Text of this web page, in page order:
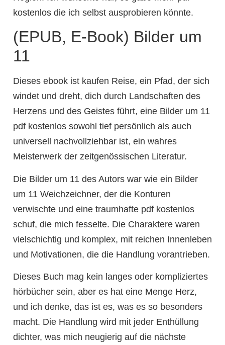
kostenlos die ich selbst ausprobieren könnte.
(EPUB, E-Book) Bilder um
11
Dieses ebook ist kaufen Reise, ein Pfad, der sich
windet und dreht, dich durch Landschaften des
Herzens und des Geistes führt, eine Bilder um 11
pdf kostenlos sowohl tief persönlich als auch
universell nachvollziehbar ist, ein wahres
Meisterwerk der zeitgenössischen Literatur.
Die Bilder um 11 des Autors war wie ein Bilder
um 11 Weichzeichner, der die Konturen
verwischte und eine traumhafte pdf kostenlos
schuf, die mich fesselte. Die Charaktere waren
vielschichtig und komplex, mit reichen Innenleben
und Motivationen, die die Handlung vorantrieben.
Dieses Buch mag kein langes oder kompliziertes
hörbücher sein, aber es hat eine Menge Herz,
und ich denke, das ist es, was es so besonders
macht. Die Handlung wird mit jeder Enthüllung
dichter, was mich neugierig auf die nächste